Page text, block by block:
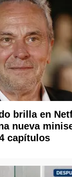
brilla en
nueva
capítulos